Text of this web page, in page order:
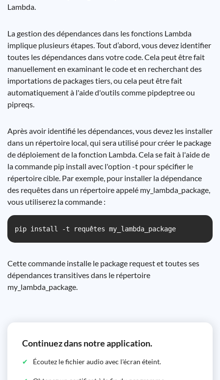
Lambda.
La gestion des dépendances dans les fonctions Lambda
implique plusieurs étapes. Tout d’abord, vous devez identifier
toutes les dépendances dans votre code. Cela peut être fait
manuellement en examinant le code et en recherchant des
importations de packages tiers, ou cela peut être fait
automatiquement à l'aide d'outils comme pipdeptree ou
pipreqs.
Après avoir identifié les dépendances, vous devez les installer
dans un répertoire local, qui sera utilisé pour créer le package
de déploiement de la fonction Lambda. Cela se fait à l'aide de
la commande pip install avec l'option -t pour spécifier le
répertoire cible. Par exemple, pour installer la dépendance
des requêtes dans un répertoire appelé my_lambda_package,
vous utiliserez la commande :
pip install -t requêtes my_lambda_package
Cette commande installe le package request et toutes ses
dépendances transitives dans le répertoire
my_lambda_package.
Continuez dans notre application.
Écoutez le fichier audio avec l'écran éteint.